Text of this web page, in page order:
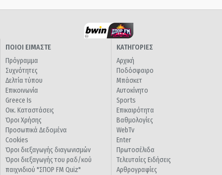
ΠΟΙΟΙ ΕΙΜΑΣΤΕ
Πρόγραμμα
Συχνότητες
Δελτία τύπου
Επικοινωνία
Greece Is
Οικ. Καταστάσεις
Όροι Χρήσης
Προσωπικά Δεδομένα
Cookies
Όροι διεξαγωγής διαγωνισμών
Όροι διεξαγωγής του ραδ/κού
παιχνιδιού "ΣΠΟΡ FM Quiz"
ΚΑΤΗΓΟΡΙΕΣ
Αρχική
Ποδόσφαιρο
Μπάσκετ
Αυτοκίνητο
Sports
Επικαιρότητα
Βαθμολογίες
WebTv
Enter
Πρωτοσέλιδα
Τελευταίες Ειδήσεις
Αρθρογραφίες